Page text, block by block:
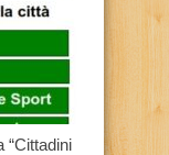
“Cittadini